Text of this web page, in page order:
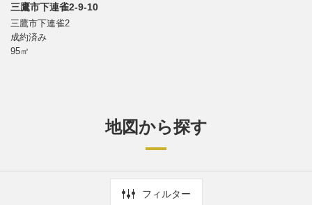
三鷹市下連雀2-9-10
三鷹市下連雀2
成約済み
95㎡
地図から探す
フィルター